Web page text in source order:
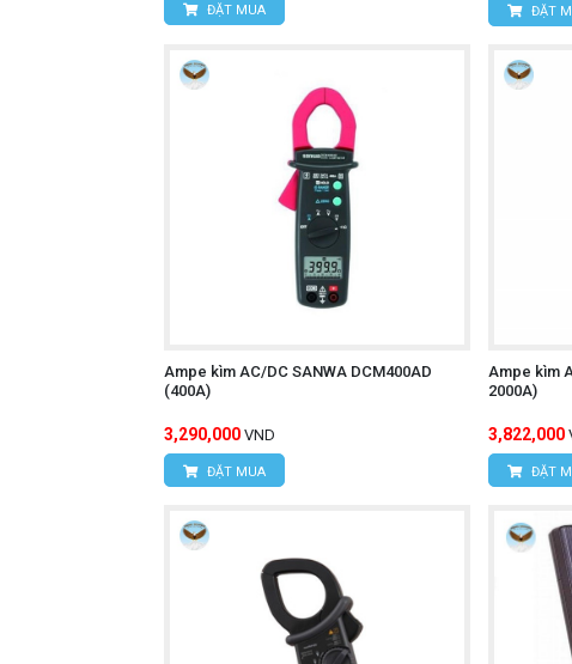
ĐẶT MUA ĐẶT
Ampe kìm AC/DC SANWA DCM400AD
(400A)
3,290,000 VND
ĐẶT MUA
Ampe kìm
2000A)
3,822,000
ĐẶT